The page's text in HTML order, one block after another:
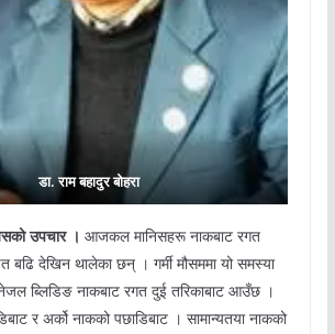
डा. राम बहादुर बोहरा
उपचार । आजकल मानिसहरू नाकबाट रगत
देखिन थालेका छन् । गर्मी मौसममा यो समस्या
ब्लिडिङ नाकबाट रगत दुई तरिकाबाट आउँछ ।
र अर्को नाकको पछाडिबाट । सामान्यतया नाकको